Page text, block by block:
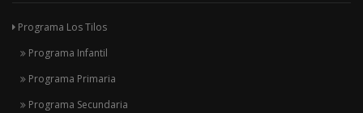
Programa Los Tilos
Programa Infantil
Programa Primaria
Programa Secundaria